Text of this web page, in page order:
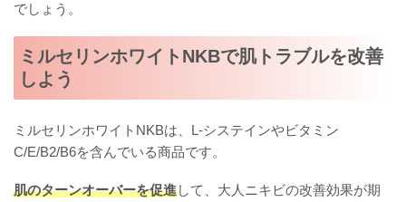
でしょう。
ミルセリンホワイトNKBで肌トラブルを改善
しよう
ミルセリンホワイトNKBは、L-システインやビタミン
C/E/B2/B6を含んでいる商品です。
肌のターンオーバーを促進して、大人ニキビの改善効果が期